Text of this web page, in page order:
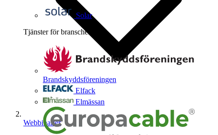
Solar
Tjänster för branschen
Brandskyddsföreningen
Elfack
Elmässan
Webbinarier